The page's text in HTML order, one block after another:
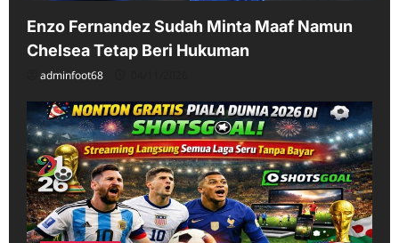
Enzo Fernandez Sudah Minta Maaf Namun
Chelsea Tetap Beri Hukuman
adminfoot68